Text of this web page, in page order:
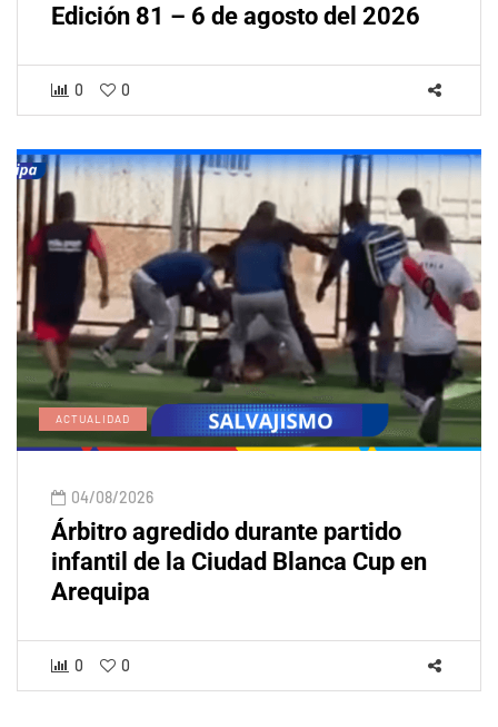
Edición 81 – 6 de agosto del 2026
0 0
ACTUALIDAD
04/08/2026
Árbitro agredido durante partido
infantil de la Ciudad Blanca Cup en
Arequipa
0 0